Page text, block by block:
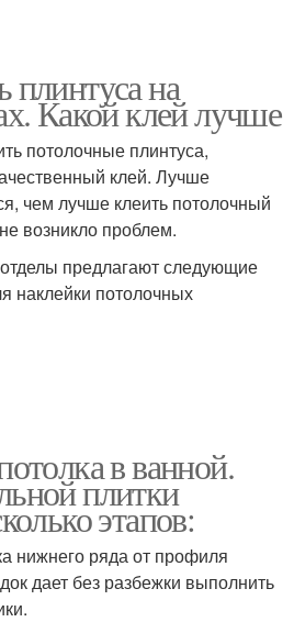
плинтуса на
Какой клей лучше
потолочные плинтуса,
клей. Лучше
чем лучше клеить потолочный
возникло проблем.
предлагают следующие
наклейки потолочных
в ванной.
плитки
этапов:
нижнего ряда от профиля
дает без разбежки выполнить